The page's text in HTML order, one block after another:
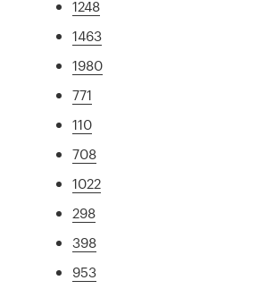
1248
1463
1980
771
110
708
1022
298
398
953